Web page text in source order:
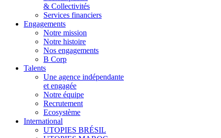
& Collectivités
Services financiers
Engagements
Notre mission
Notre histoire
Nos engagements
B Corp
Talents
Une agence indépendante
et engagée
Notre équipe
Recrutement
Ecosystème
International
UTOPIES BRÉSIL